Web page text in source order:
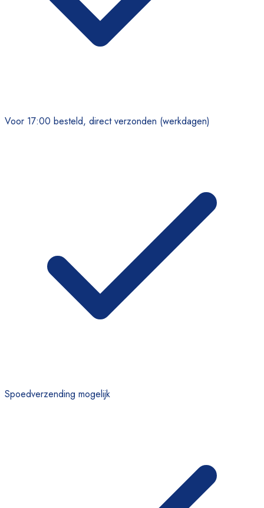
Voor 17:00 besteld, direct verzonden (werkdagen)
Spoedverzending mogelijk